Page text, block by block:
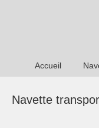
Accueil
Navette